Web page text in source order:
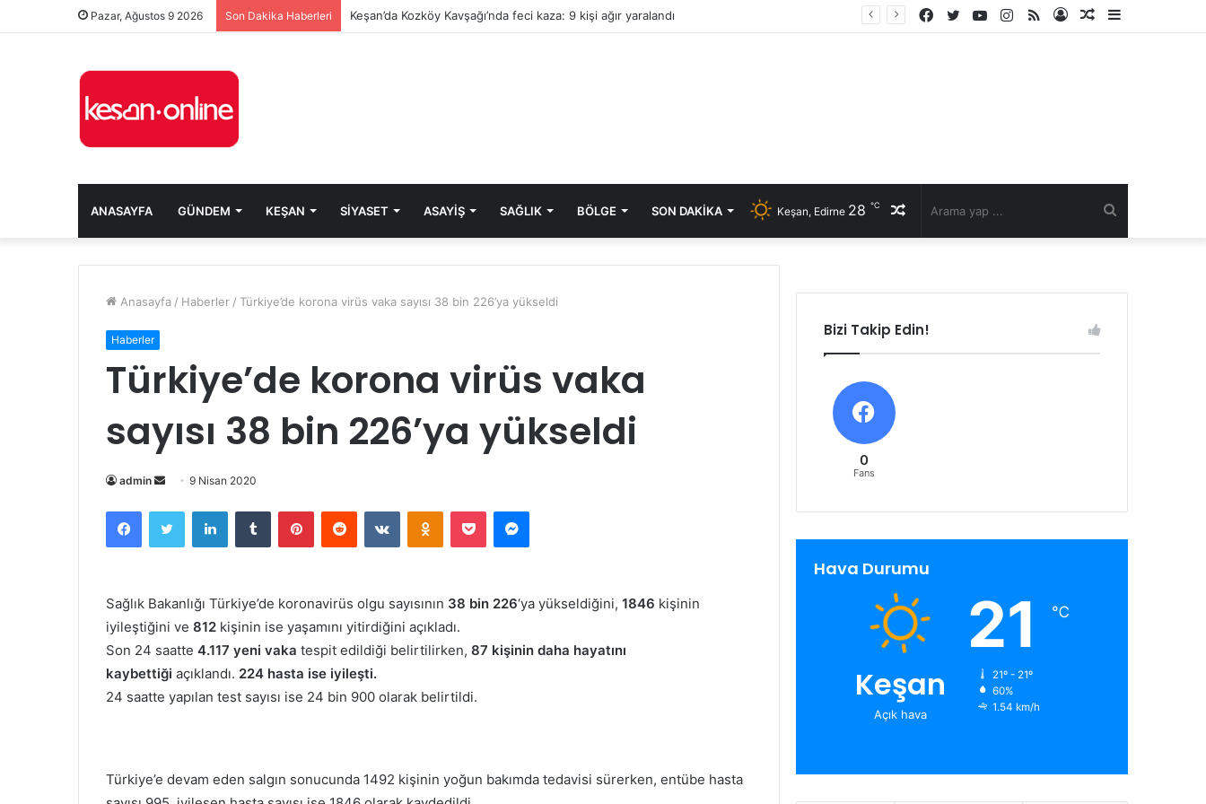
Pazar, Ağustos 9 2026 Son Dakika Haberleri Keşan’da Kozköy Kavşağı’nda feci kaza: 9 kişi ağır yaralandı
Kenar
Rastgele
Kayıt
RSS
Instagram
YouTube
Twitter
Facebook
ANASAYFA GÜNDEM KEŞAN SIYASET ASAYIŞ SAĞLIK BÖLGE SON DAKIKA Rastgele
Keşan, Edirne 28 ℃
Anasayfa / Haberler / Türkiye’de korona virüs vaka sayısı 38 bin 226’ya yükseldi
Haberler
Türkiye’de korona virüs vaka
sayısı 38 bin 226’ya yükseldi
admin
Bir
posta
göndermek
9 Nisan 2020
FacebookTwitter LinkedInTumblr PinterestReddit VKontakteOdnoklassniki
Pocket Messenger
Sağlık Bakanlığı Türkiye’de koronavirüs olgu sayısının 38 bin 226‘ya yükseldiğini, 1846 kişinin
iyileştiğini ve 812 kişinin ise yaşamını yitirdiğini açıkladı.
Son 24 saatte 4.117 yeni vaka tespit edildiği belirtilirken, 87 kişinin daha hayatını
kaybettiği açıklandı. 224 hasta ise iyileşti.
24 saatte yapılan test sayısı ise 24 bin 900 olarak belirtildi.
Türkiye’e devam eden salgın sonucunda 1492 kişinin yoğun bakımda tedavisi sürerken, entübe hasta
Bizi Takip Edin!
0
Fans
Hava Durumu
Keşan
Açık hava
21 ℃
21º - 21º
60%
1.54 km/h